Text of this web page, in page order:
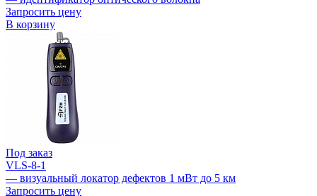
Запросить цену
В корзину
Под заказ
VLS-8-1
— визуальный локатор дефектов 1 мВт до 5 км
Запросить цену